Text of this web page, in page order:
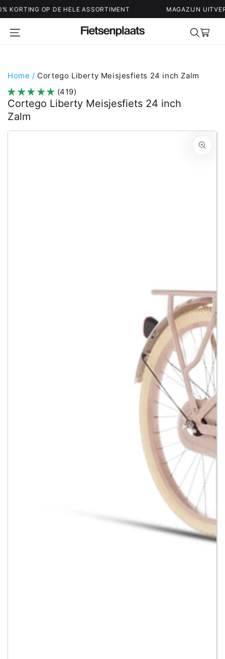
DE HELE ASSORTIMENT MAGAZIJN UITVERKOOP -
Home / Cortego Liberty Meisjesfiets 24 inch Zalm
(419)
Cortego Liberty Meisjesfiets 24 inch
Zalm